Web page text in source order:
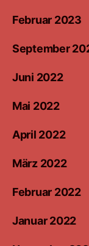
Februar 2023
September
Juni 2022
Mai 2022
April 2022
März 2022
Februar 2022
Januar 2022